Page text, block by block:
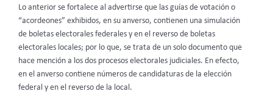
Lo anterior se fortalece al advertirse que las guías de votación o
“acordeones” exhibidos, en su anverso, contienen una simulación
de boletas electorales federales y en el reverso de boletas
electorales locales; por lo que, se trata de un solo documento que
hace mención a los dos procesos electorales judiciales. En efecto,
en el anverso contiene números de candidaturas de la elección
federal y en el reverso de la local.